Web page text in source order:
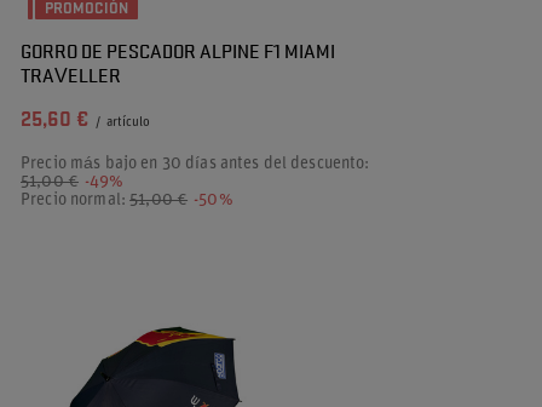
PROMOCIÓN
GORRO DE PESCADOR ALPINE F1 MIAMI
TRAVELLER
25,60 € / artículo
Precio más bajo en 30 días antes del descuento:
51,00 € -49%
Precio normal:51,00 € -50%